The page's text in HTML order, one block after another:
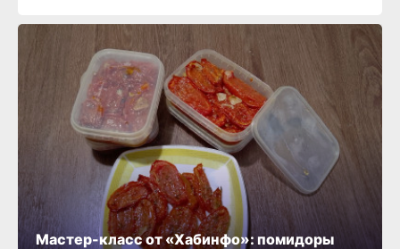
Мастер-класс от «Хабинфо»: помидоры